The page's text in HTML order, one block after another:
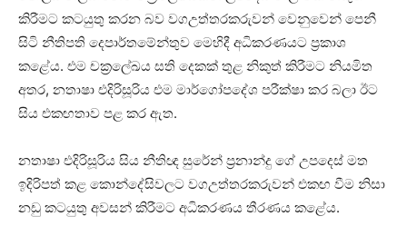
කිරීමට කටයුතු කරන බව වගඋත්තරකරුවන් වෙනුවෙන් පෙනී
සිටි නීතිපති දෙපාර්තමේන්තුව මෙහිදී අධිකරණයට ප්‍රකාශ
කළේය. එම චක්‍රලේඛය සති දෙකක් තුළ නිකුත් කිරීමට නියමිත
අතර, නතාෂා එදිරිසූරිය එම මාර්ගෝපදේශ පරීක්ෂා කර බලා ඊට
සිය එකඟතාව පළ කර ඇත.
නතාෂා එදිරිසූරිය සිය නීතිඥ සුරේන් ප්‍රනාන්දු ගේ උපදෙස් මත
ඉදිරිපත් කළ කොන්දේසිවලට වගඋත්තරකරුවන් එකඟ වීම නිසා
නඩු කටයුතු අවසන් කිරීමට අධිකරණය තීරණය කළේය.